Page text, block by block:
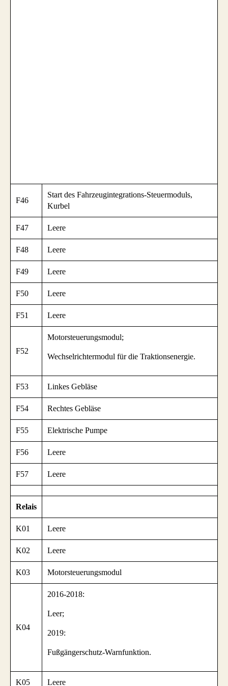
F46
Start des Fahrzeugintegrations-Steuermoduls,
Kurbel
F47 Leere
F48 Leere
F49 Leere
F50 Leere
F51 Leere
F52
Motorsteuerungsmodul;
Wechselrichtermodul für die Traktionsenergie.
F53 Linkes Gebläse
F54 Rechtes Gebläse
F55 Elektrische Pumpe
F56 Leere
F57 Leere
Relais
K01 Leere
K02 Leere
K03 Motorsteuerungsmodul
K04
2016-2018:
Leer;
2019:
Fußgängerschutz-Warnfunktion.
K05 Leere